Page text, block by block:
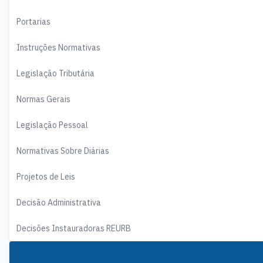
Portarias
Instruções Normativas
Legislação Tributária
Normas Gerais
Legislação Pessoal
Normativas Sobre Diárias
Projetos de Leis
Decisão Administrativa
Decisões Instauradoras REURB